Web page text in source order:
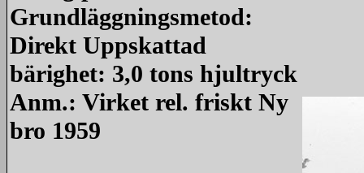
Grundläggningsmetod:
Direkt Uppskattad
bärighet: 3,0 tons hjultryck
Anm.: Virket rel. friskt Ny
bro 1959